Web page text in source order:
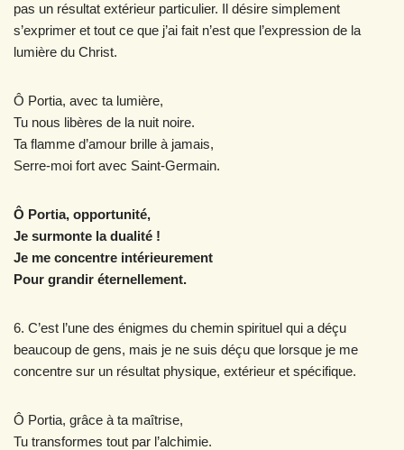
pas un résultat extérieur particulier. Il désire simplement
s’exprimer et tout ce que j’ai fait n’est que l’expression de la
lumière du Christ.
Ô Portia, avec ta lumière,
Tu nous libères de la nuit noire.
Ta flamme d’amour brille à jamais,
Serre-moi fort avec Saint-Germain.
Ô Portia, opportunité,
Je surmonte la dualité !
Je me concentre intérieurement
Pour grandir éternellement.
6. C’est l’une des énigmes du chemin spirituel qui a déçu
beaucoup de gens, mais je ne suis déçu que lorsque je me
concentre sur un résultat physique, extérieur et spécifique.
Ô Portia, grâce à ta maîtrise,
Tu transformes tout par l’alchimie.